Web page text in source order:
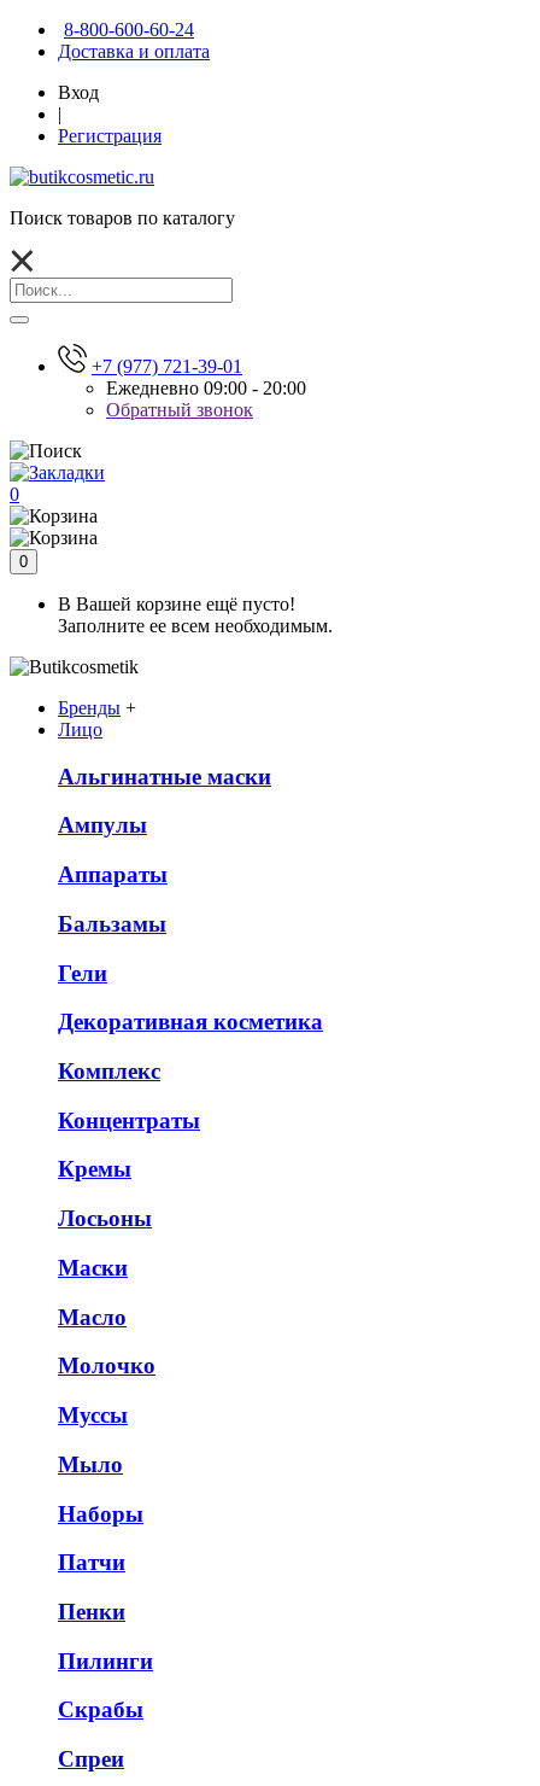
8-800-600-60-24
Доставка и оплата
Вход
|
Регистрация
Поиск товаров по каталогу
+7 (977) 721-39-01
Ежедневно 09:00 - 20:00
Обратный звонок
0
0
В Вашей корзине ещё пусто!
Заполните ее всем необходимым.
Бренды +
Лицо
Альгинатные маски
Ампулы
Аппараты
Бальзамы
Гели
Декоративная косметика
Комплекс
Концентраты
Кремы
Лосьоны
Маски
Масло
Молочко
Муссы
Мыло
Наборы
Патчи
Пенки
Пилинги
Скрабы
Спреи